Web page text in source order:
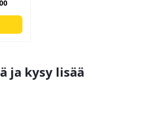
ja kysy lisää